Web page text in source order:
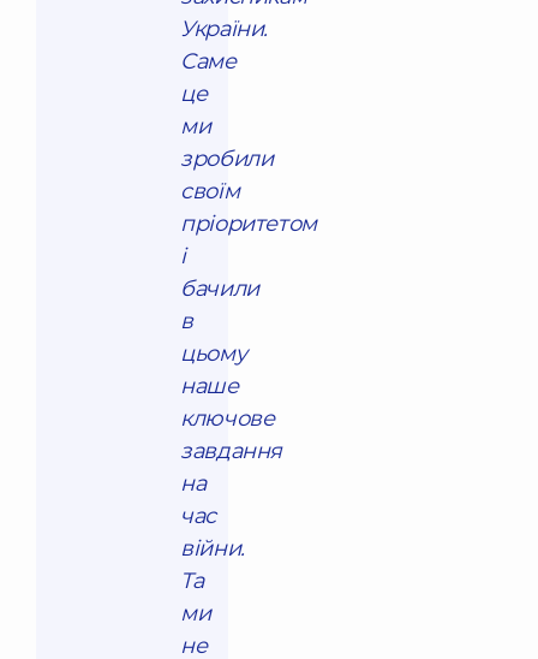
України.
Саме
це
ми
зробили
своїм
пріоритетом
і
бачили
в
цьому
наше
ключове
завдання
на
час
війни.
Та
ми
не